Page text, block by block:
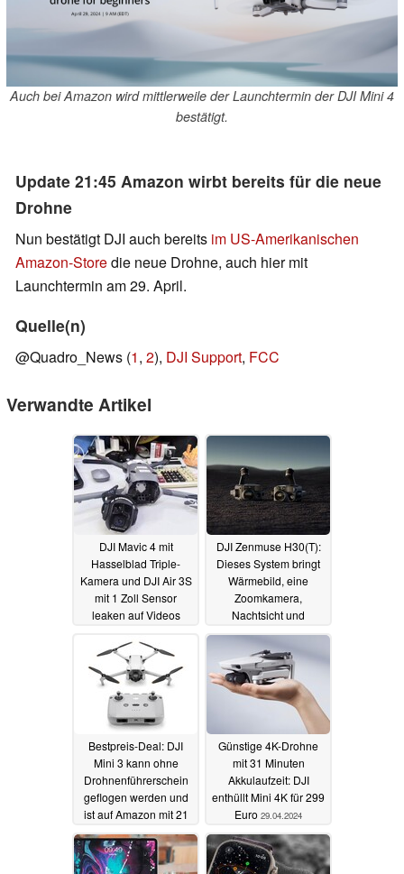
Auch bei Amazon wird mittlerweile der Launchtermin der DJI Mini 4
bestätigt.
Update 21:45 Amazon wirbt bereits für die neue
Drohne
Nun bestätigt DJI auch bereits im US-Amerikanischen
Amazon-Storedie neue Drohne, auch hier mit
Launchtermin am 29. April.
Quelle(n)
@Quadro_News (1, 2), DJI Support, FCC
Verwandte Artikel
DJI Mavic 4 mit
Hasselblad Triple-
Kamera und DJI Air 3S
mit 1 Zoll Sensor
leaken auf Videos
DJI Zenmuse H30(T):
Dieses System bringt
Wärmebild, eine
Zoomkamera,
Nachtsicht und
Entfernungsmesser an
DJI-Drohnen19.05.2024
Bestpreis-Deal: DJI
Mini 3 kann ohne
Drohnenführerschein
geflogen werden und
ist auf Amazon mit 21
Prozent Rabatt zum
bisher günstigsten
Preis erhältlich
Günstige 4K-Drohne
mit 31 Minuten
Akkulaufzeit: DJI
enthüllt Mini 4K für 299
Euro 29.04.2024